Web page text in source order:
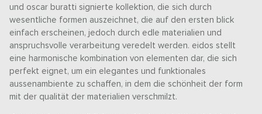
und oscar buratti signierte kollektion, die sich durch
wesentliche formen auszeichnet, die auf den ersten blick
einfach erscheinen, jedoch durch edle materialien und
anspruchsvolle verarbeitung veredelt werden. eidos stellt
eine harmonische kombination von elementen dar, die sich
perfekt eignet, um ein elegantes und funktionales
aussenambiente zu schaffen, in dem die schönheit der form
mit der qualität der materialien verschmilzt.